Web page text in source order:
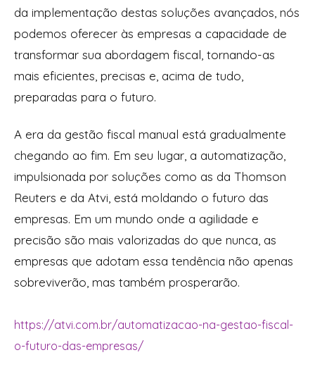
da implementação destas soluções avançados, nós
podemos oferecer às empresas a capacidade de
transformar sua abordagem fiscal, tornando-as
mais eficientes, precisas e, acima de tudo,
preparadas para o futuro.
A era da gestão fiscal manual está gradualmente
chegando ao fim. Em seu lugar, a automatização,
impulsionada por soluções como as da Thomson
Reuters e da Atvi, está moldando o futuro das
empresas. Em um mundo onde a agilidade e
precisão são mais valorizadas do que nunca, as
empresas que adotam essa tendência não apenas
sobreviverão, mas também prosperarão.
https://atvi.com.br/automatizacao-na-gestao-fiscal-
o-futuro-das-empresas/